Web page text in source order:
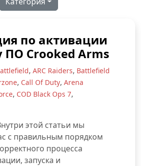
по активации
ПО Crooked Arms
, ARC Raiders, Battlefield
, Call Of Duty, Arena
, COD Black Ops 7,
этой статьи мы
с правильным порядком
процесса
запуска и